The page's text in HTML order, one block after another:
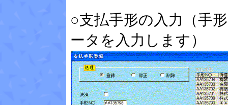
○支払手形の入力（手
ータを入力します）